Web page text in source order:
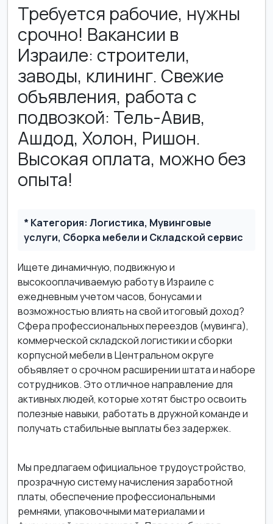
Требуется рабочие, нужны
срочно! Вакансии в
Израиле: строители,
заводы, клининг. Свежие
объявления, работа с
подвозкой: Тель-Авив,
Ашдод, Холон, Ришон.
Высокая оплата, можно без
опыта!
* Категория: Логистика, Мувинговые
услуги, Сборка мебели и Складской сервис
Ищете динамичную, подвижную и
высокооплачиваемую работу в Израиле с
ежедневным учетом часов, бонусами и
возможностью влиять на свой итоговый доход?
Сфера профессиональных переездов (мувинга),
коммерческой складской логистики и сборки
корпусной мебели в Центральном округе
объявляет о срочном расширении штата и наборе
сотрудников. Это отличное направление для
активных людей, которые хотят быстро освоить
полезные навыки, работать в дружной команде и
получать стабильные выплаты без задержек.
Мы предлагаем официальное трудоустройство,
прозрачную систему начисления заработной
платы, обеспечение профессиональными
ремнями, упаковочными материалами и